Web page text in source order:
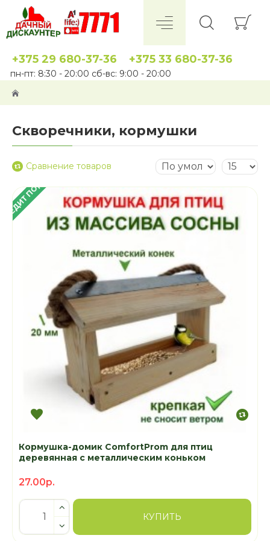
+375 29 680-37-36 +375 33 680-37-36
пн-пт: 8:30 - 20:00 сб-вс: 9:00 - 20:00
Скворечники, кормушки
Сравнение товаров
ПОД 4%
Кормушка-домик ComfortProm для птиц
деревянная с металлическим коньком
27.00р.
КУПИТЬ